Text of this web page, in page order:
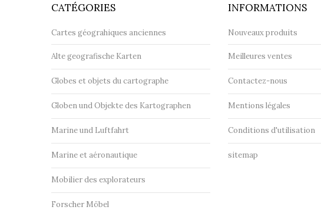
CATÉGORIES
Cartes géograhiques anciennes
Alte geografische Karten
Globes et objets du cartographe
Globen und Objekte des Kartographen
Marine und Luftfahrt
Marine et aéronautique
Mobilier des explorateurs
Forscher Möbel
INFORMATIONS
Nouveaux produits
Meilleures ventes
Contactez-nous
Mentions légales
Conditions d'utilisation
sitemap